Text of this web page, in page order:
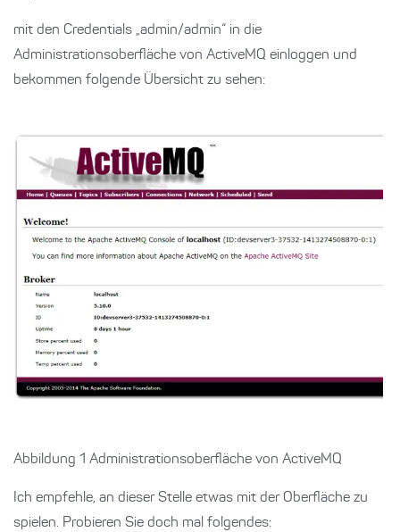
mit den Credentials „admin/admin“ in die
Administrationsoberfläche von ActiveMQ einloggen und
bekommen folgende Übersicht zu sehen:
Abbildung 1 Administrationsoberfläche von ActiveMQ
Ich empfehle, an dieser Stelle etwas mit der Oberfläche zu
spielen. Probieren Sie doch mal folgendes: